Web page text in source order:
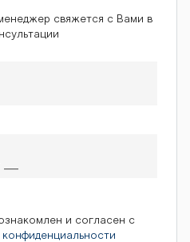
свяжется с Вами в
и согласен с
конфиденциальности